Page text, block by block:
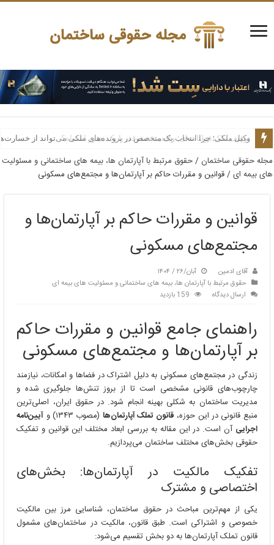
وکیل ملکی؛ چرا انتخاب یک متخصص در پرونده‌های ملکی می‌تواند از
مجله حقوقی ساختمان/حقوق مرتبط با آپارتمان ها، بیمه های ساختمانی و مسئولیت
های بیمه ای/قوانین و مقررات حاکم بر آپارتمان‌ها و مجتمع‌های مسکونی
قوانین و مقررات حاکم بر آپارتمان‌ها و
مجتمع‌های مسکونی
آقای ادمین
آبان/۲۶ / ۱۴۰۴
حقوق مرتبط با آپارتمان ها، بیمه های ساختمانی و مسئولیت های بیمه ای
ارسال دیدگاه
159 بازدید
راهنمای جامع قوانین و مقررات حاکم
بر آپارتمان‌ها و مجتمع‌های مسکونی
زندگی در مجتمع‌های مسکونی به دلیل اشتراک در فضاها و امکانات، نیازمند
چارچوب‌های قانونی مشخصی است تا از بروز تنش‌ها جلوگیری شده و
مدیریت ساختمان به شکلی بهینه انجام شود. در حقوق ایران، اصلی‌ترین
منبع قانونی در این حوزه، قانون تملک آپارتمان‌ها (مصوب ۱۳۴۳) و
آیین‌نامه
اجرایی آن است. در این مقاله به بررسی ابعاد مختلف این قوانین و تفکیک
حقوقی بخش‌های مختلف ساختمان می‌پردازیم.
تفکیک مالکیت در آپارتمان‌ها: بخش‌های
اختصاصی و مشترک
یکی از مهم‌ترین مباحث در حقوق ساختمان، شناسایی مرز بین مالکیت
خصوصی و اشتراکی است. طبق قانون، مالکیت در ساختمان‌های مشمول
قانون تملک آپارتمان‌ها به دو بخش تقسیم می‌شود: